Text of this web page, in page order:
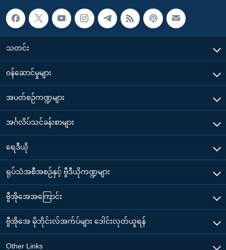
သတင်း
၀န်ဆောင်မှုများ
အပတ်စဉ်ကဏ္ဍများ
အင်္ဂလိပ်သင်ခန်းစာများ
ရေဒီယို
ရုပ်သံအစီအစဉ်နှင့် ဗွီဒီယိုကဏ္ဍများ
ဗွီအိုအေအကြောင်း
ဗွီအိုအေ မိုဘိုင်းလ်အက်ပ်များ ဒေါင်းလုတ်ယူရန်
Other Links